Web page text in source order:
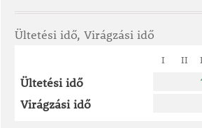
Ültetési idő, Virágzási idő
I II
Ültetési idő
Virágzási idő